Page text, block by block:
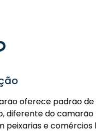
oferece padrão de
diferente do
peixarias e comércios